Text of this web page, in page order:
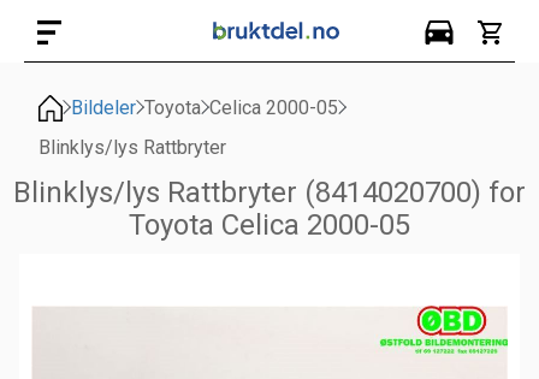
Bildeler Toyota Celica 2000-05
Blinklys/lys Rattbryter
Blinklys/lys Rattbryter (8414020700) for
Toyota Celica 2000-05